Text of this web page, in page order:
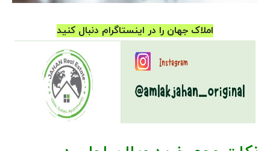
املاک جهان را در اینستاگرام دنبال کنید